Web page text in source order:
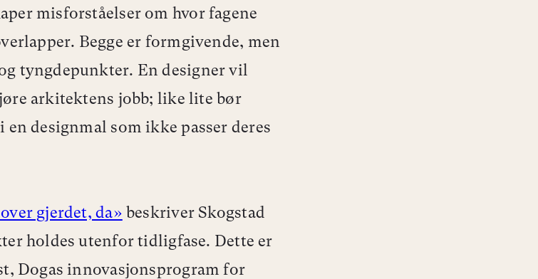
misforståelser om hvor fagene
Begge er formgivende, men
tyngdepunkter. En designer vil
arkitektens jobb; like lite bør
designmal som ikke passer deres
gjerdet, da» beskriver Skogstad
holdes utenfor tidligfase. Dette er
Dogas innovasjonsprogram for